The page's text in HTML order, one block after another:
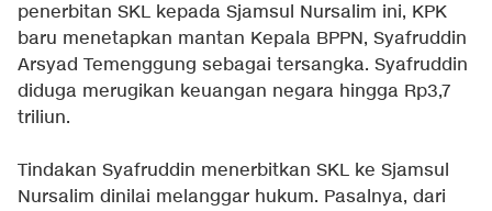
penerbitan SKL kepada Sjamsul Nursalim ini, KPK
baru menetapkan mantan Kepala BPPN, Syafruddin
Arsyad Temenggung sebagai tersangka. Syafruddin
diduga merugikan keuangan negara hingga Rp3,7
triliun.
Tindakan Syafruddin menerbitkan SKL ke Sjamsul
Nursalim dinilai melanggar hukum. Pasalnya, dari